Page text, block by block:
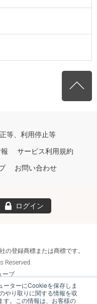
ーターにCookieを保存しま
やり取りに関する情報を収
す。この情報は、お客様の
等、利用停止等
サービス利用規約
お問い合わせ
ログイン
の登録商標または商標です。
Reserved.
ーブ